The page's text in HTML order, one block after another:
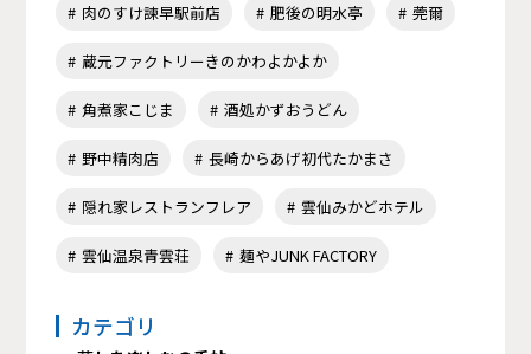
肉のすけ諫早駅前店 肥後の明水亭 莞爾
蔵元ファクトリーきのかわよかよか
角煮家こじま 酒処かずおうどん
野中精肉店 長崎からあげ初代たかまさ
隠れ家レストランフレア 雲仙みかどホテル
雲仙温泉青雲荘 麺やJUNK FACTORY
カテゴリ